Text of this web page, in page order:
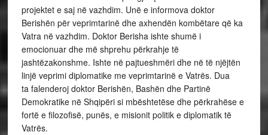
projektet e saj në vazhdim. Unë e informova doktor
Berishën për veprimtarinë dhe axhendën kombëtare që ka
Vatra në vazhdim. Doktor Berisha ishte shumë i
emocionuar dhe më shprehu përkrahje të
jashtëzakonshme. Ishte në pajtueshmëri dhe në të njëjtën
linjë veprimi diplomatike me veprimtarinë e Vatrës. Dua
ta falenderoj doktor Berishën, Bashën dhe Partinë
Demokratike në Shqipëri si mbështetëse dhe përkrahëse e
fortë e filozofisë, punës, e misionit politik e diplomatik të
Vatrës.